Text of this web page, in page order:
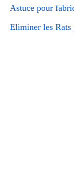
Astuce pour
Eliminer les Rats